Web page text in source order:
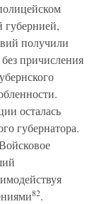
губернией,
получили
причисления
осталась
губернатора.
82.